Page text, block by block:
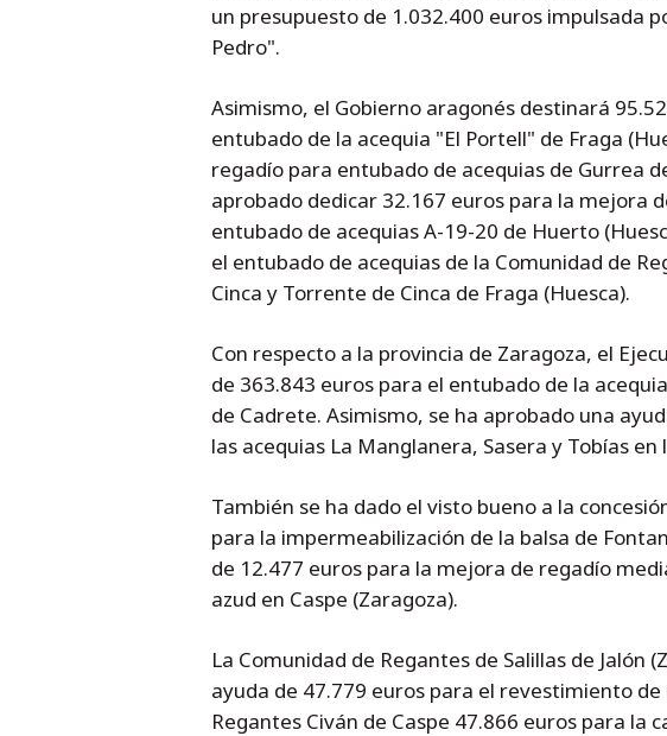
un presupuesto de 1.032.400 euros impulsada
Pedro".
Asimismo, el Gobierno aragonés destinará
entubado de la acequia "El Portell" de Fraga
regadío para entubado de acequias de Gurrea
aprobado dedicar 32.167 euros para la mejora
entubado de acequias A-19-20 de Huerto
el entubado de acequias de la Comunidad de
Cinca y Torrente de Cinca de Fraga (Huesca).
Con respecto a la provincia de Zaragoza, el
de 363.843 euros para el entubado de la
de Cadrete. Asimismo, se ha aprobado una
las acequias La Manglanera, Sasera y Tobías
También se ha dado el visto bueno a la
para la impermeabilización de la balsa de
de 12.477 euros para la mejora de regadío
azud en Caspe (Zaragoza).
La Comunidad de Regantes de Salillas de Jalón
ayuda de 47.779 euros para el revestimiento
Regantes Civán de Caspe 47.866 euros para la